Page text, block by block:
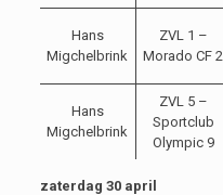
Hans
Migchelbrink
ZVL 1 –
Morado CF 2
Hans
Migchelbrink
ZVL 5 –
Sportclub
Olympic 9
zaterdag 30 april